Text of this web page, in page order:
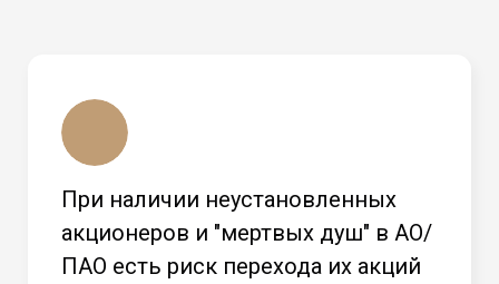
При наличии неустановленных
акционеров и "мертвых душ" в АО/
ПАО есть риск перехода их акций